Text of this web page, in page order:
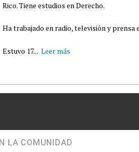
Rico. Tiene estudios en Derecho.
Ha trabajado en radio, televisión y prensa
Estuvo 17... Leer más
LA COMUNIDAD